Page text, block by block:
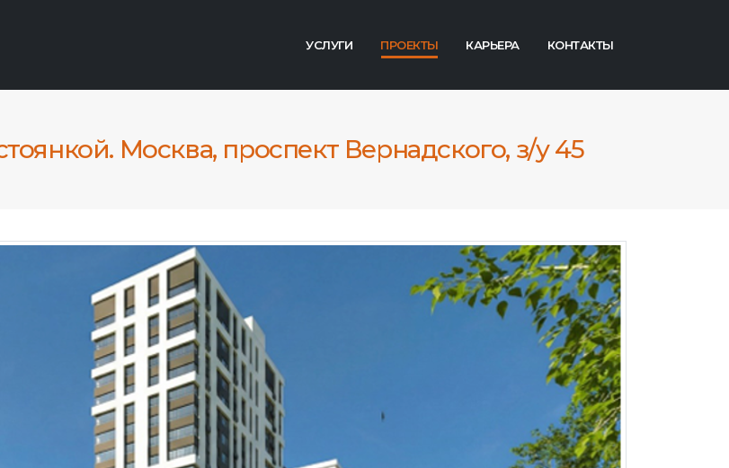
УСЛУГИ ПРОЕКТЫ КАРЬЕРА КОНТАКТЫ
Москва, проспект Вернадского, з/у 45